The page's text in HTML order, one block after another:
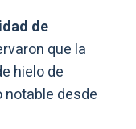
de
que la
hielo de
desde